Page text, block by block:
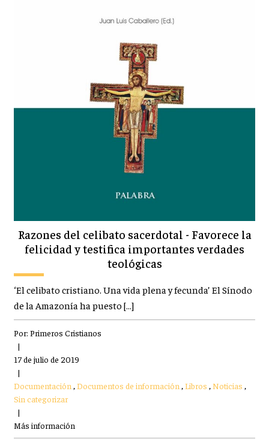
Razones del celibato sacerdotal - Favorece la
felicidad y testifica importantes verdades
teológicas
‘El celibato cristiano. Una vida plena y fecunda’ El Sínodo
de la Amazonía ha puesto […]
Por: Primeros Cristianos
|
17 de julio de 2019
|
Documentación ,Documentos de información ,Libros , Noticias ,
Sin categorizar
|
Más información